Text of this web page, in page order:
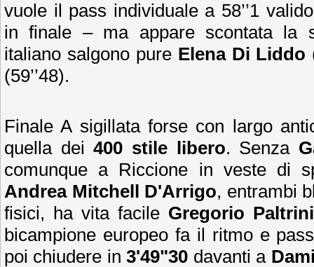
vuole il pass individuale a 58’’1
in finale – ma appare scontata la
italiano salgono pure Elena Di Liddo
(59’’48).
Finale A sigillata forse con largo
quella dei400 stile libero. Senza
comunque a Riccione in veste di
Andrea Mitchell D'Arrigo, entrambi
fisici, ha vita facile Gregorio
bicampione europeo fa il ritmo e
poi chiudere in3'49"30 davanti a